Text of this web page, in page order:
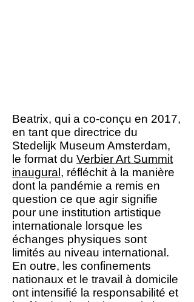
Beatrix, qui a co-conçu en 2017,
en tant que directrice du
Stedelijk Museum Amsterdam,
le format du Verbier Art Summit
inaugural , réfléchit à la manière
dont la pandémie a remis en
question ce que agir signifie
pour une institution artistique
internationale lorsque les
échanges physiques sont
limités au niveau international.
En outre, les confinements
nationaux et le travail à domicile
ont intensifié la responsabilité et